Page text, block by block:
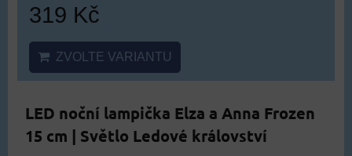
319 Kč
ZVOLTE VARIANTU
LED noční lampička Elza a Anna Frozen
15 cm | Světlo Ledové království